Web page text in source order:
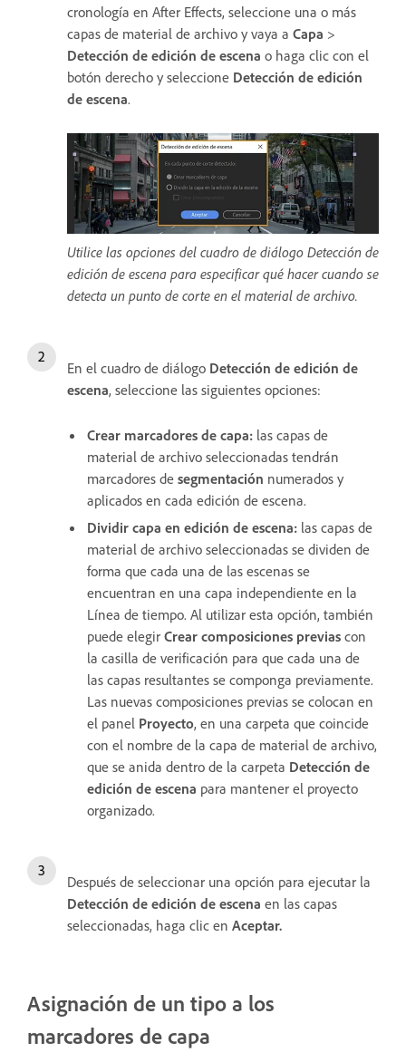
cronología en After Effects, seleccione una o más
capas de material de archivo y vaya a Capa >
Detección de edición de escena o haga clic con el
botón derecho y seleccione Detección de edición
de escena.
Utilice las opciones del cuadro de diálogo Detección de
edición de escena para especificar qué hacer cuando se
detecta un punto de corte en el material de archivo.
En el cuadro de diálogo Detección de edición de
escena, seleccione las siguientes opciones:
Crear marcadores de capa: las capas de
material de archivo seleccionadas tendrán
marcadores de segmentación numerados y
aplicados en cada edición de escena.
Dividir capa en edición de escena: las capas de
material de archivo seleccionadas se dividen de
forma que cada una de las escenas se
encuentran en una capa independiente en la
Línea de tiempo. Al utilizar esta opción, también
puede elegir Crear composiciones previas con
la casilla de verificación para que cada una de
las capas resultantes se componga previamente.
Las nuevas composiciones previas se colocan en
el panel Proyecto, en una carpeta que coincide
con el nombre de la capa de material de archivo,
que se anida dentro de la carpeta Detección de
edición de escena para mantener el proyecto
organizado.
Después de seleccionar una opción para ejecutar la
Detección de edición de escena en las capas
seleccionadas, haga clic en Aceptar.
Asignación de un tipo a los
marcadores de capa